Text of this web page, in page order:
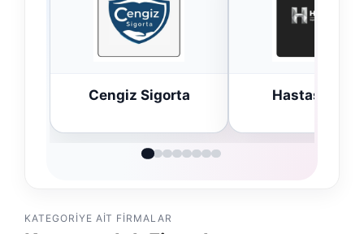
Cengiz Sigorta Hastaş Beton
KATEGORIYE AIT FIRMALAR